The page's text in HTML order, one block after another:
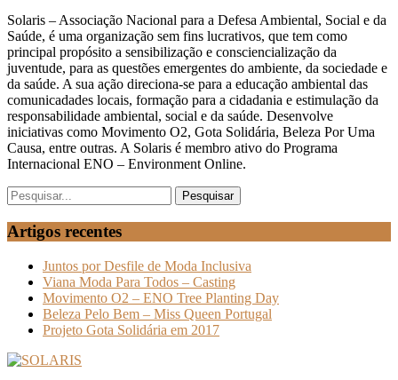
Solaris – Associação Nacional para a Defesa Ambiental, Social e da
Saúde, é uma organização sem fins lucrativos, que tem como
principal propósito a sensibilização e consciencialização da
juventude, para as questões emergentes do ambiente, da sociedade e
da saúde. A sua ação direciona-se para a educação ambiental das
comunicadades locais, formação para a cidadania e estimulação da
responsabilidade ambiental, social e da saúde. Desenvolve
iniciativas como Movimento O2, Gota Solidária, Beleza Por Uma
Causa, entre outras. A Solaris é membro ativo do Programa
Internacional ENO – Environment Online.
Artigos recentes
Juntos por Desfile de Moda Inclusiva
Viana Moda Para Todos – Casting
Movimento O2 – ENO Tree Planting Day
Beleza Pelo Bem – Miss Queen Portugal
Projeto Gota Solidária em 2017